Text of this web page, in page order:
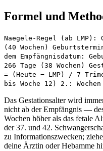
Formel und
Naegele-Regel (ab LMP):
(40 Wochen)
dem Empfängnisdatum:
266 Tage (38 Wochen)
= (Heute − LMP) / 7
bis Woche 12) 2.:
Das Gestationsalter wird
nicht ab der Empfängnis —
Wochen höher als das fetale
der 37. und 42.
zu Informationszwecken;
deine Ärztin oder Hebamme